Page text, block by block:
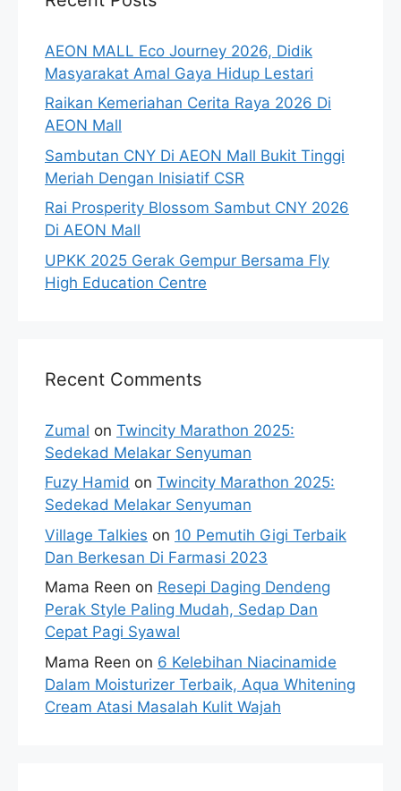
AEON MALL Eco Journey 2026, Didik
Masyarakat Amal Gaya Hidup Lestari
Raikan Kemeriahan Cerita Raya 2026 Di
AEON Mall
Sambutan CNY Di AEON Mall Bukit Tinggi
Meriah Dengan Inisiatif CSR
Rai Prosperity Blossom Sambut CNY 2026
Di AEON Mall
UPKK 2025 Gerak Gempur Bersama Fly
High Education Centre
Recent Comments
Zumal on Twincity Marathon 2025:
Sedekad Melakar Senyuman
Fuzy Hamid on Twincity Marathon 2025:
Sedekad Melakar Senyuman
Village Talkies on 10 Pemutih Gigi Terbaik
Dan Berkesan Di Farmasi 2023
Mama Reen on Resepi Daging Dendeng
Perak Style Paling Mudah, Sedap Dan
Cepat Pagi Syawal
Mama Reen on 6 Kelebihan Niacinamide
Dalam Moisturizer Terbaik, Aqua Whitening
Cream Atasi Masalah Kulit Wajah